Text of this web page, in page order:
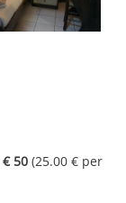
€ 50 (25.00 € per